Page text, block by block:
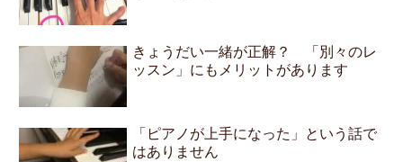
きょうだい一緒が正解？ 「別々のレ
ッスン」にもメリットがあります
「ピアノが上手になった」という話で
はありません